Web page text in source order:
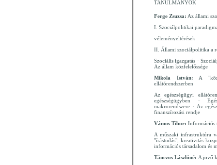
TANULMÁNYOK
Ferge Zsuzsa: Az állami
I. Szociálpolitikai
véleményeltérések
II. Állami szociálpolitika a
Szociális igazgatás ·
Az állam közfelelőssége
Mikola István: A
ellátórendszerben
Az egészségügyi
egészségügyben ·
makrorendszere · Az
finanszírozási rendje
Vámos Tibor: Információs
A műszaki infrastruktúra
"írástudás", kreativitás-
információs társadalom és
Tánczos Lászlóné: A jövő